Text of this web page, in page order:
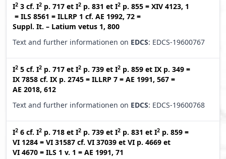
I2 3 cf. I2 p. 717 et I2 p. 831 et I2 p. 855 = XIV 4123, 1
= ILS 8561 = ILLRP 1 cf. AE 1992, 72 =
Suppl. It. – Latium vetus 1, 800
Text and further informationen on EDCS: EDCS-19600767
I2 5 cf. I2 p. 717 et I2 p. 739 et I2 p. 859 et IX p. 349 =
IX 7858 cf. IX p. 2745 = ILLRP 7 = AE 1991, 567 =
AE 2018, 612
Text and further informationen on EDCS: EDCS-19600768
I2 6 cf. I2 p. 718 et I2 p. 739 et I2 p. 831 et I2 p. 859 =
VI 1284 = VI 31587 cf. VI 37039 et VI p. 4669 et
VI 4670 = ILS 1 v. 1 = AE 1991, 71